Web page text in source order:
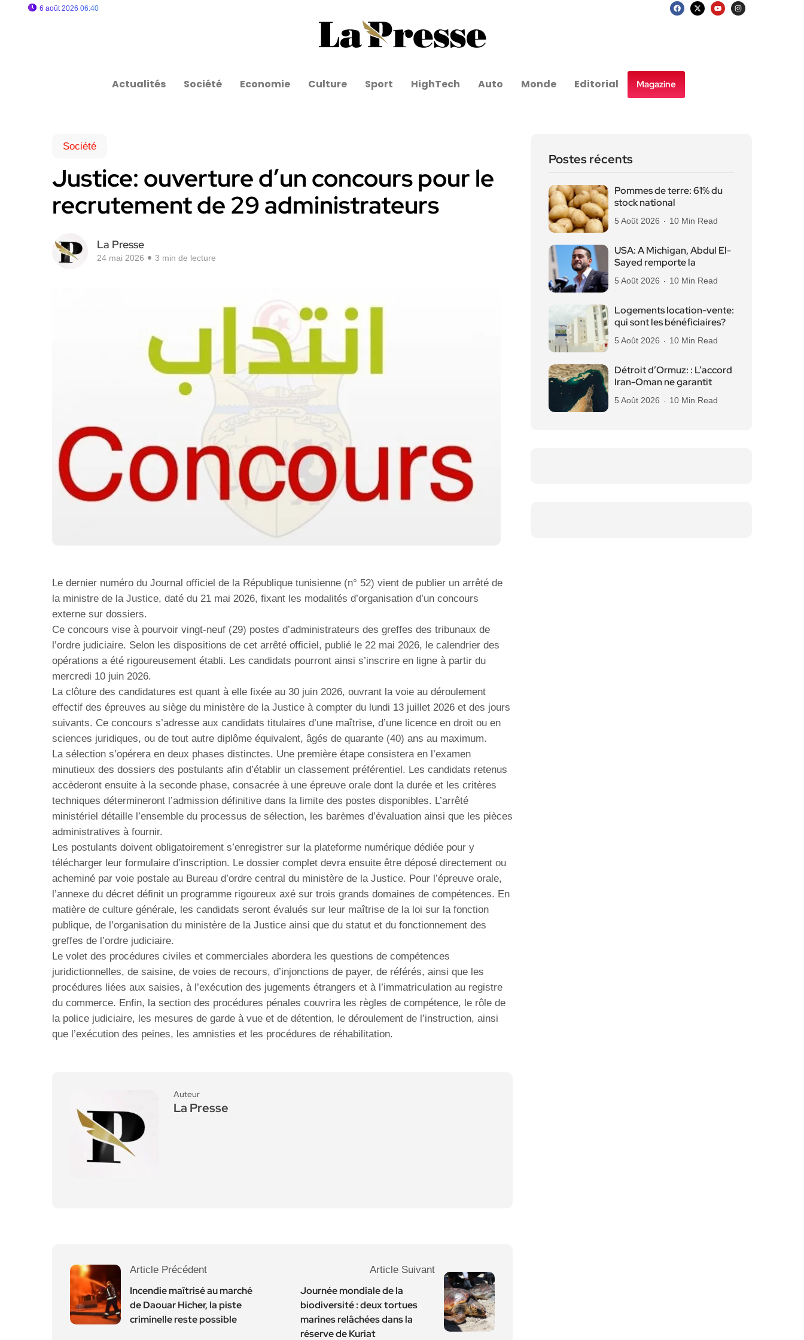
6 août 2026 06:40
Actualités Société Economie Culture Sport HighTech Auto Monde Editorial Magazine
Société
Justice: ouverture d’un concours pour le
recrutement de 29 administrateurs
La Presse
24 mai 2026 3 min de lecture
Le dernier numéro du Journal officiel de la République tunisienne (n° 52) vient de publier un arrêté de
la ministre de la Justice, daté du 21 mai 2026, fixant les modalités d’organisation d’un concours
externe sur dossiers.
Ce concours vise à pourvoir vingt-neuf (29) postes d’administrateurs des greffes des tribunaux de
l’ordre judiciaire. Selon les dispositions de cet arrêté officiel, publié le 22 mai 2026, le calendrier des
opérations a été rigoureusement établi. Les candidats pourront ainsi s’inscrire en ligne à partir du
mercredi 10 juin 2026.
La clôture des candidatures est quant à elle fixée au 30 juin 2026, ouvrant la voie au déroulement
effectif des épreuves au siège du ministère de la Justice à compter du lundi 13 juillet 2026 et des jours
suivants. Ce concours s’adresse aux candidats titulaires d’une maîtrise, d’une licence en droit ou en
sciences juridiques, ou de tout autre diplôme équivalent, âgés de quarante (40) ans au maximum.
La sélection s’opérera en deux phases distinctes. Une première étape consistera en l’examen
minutieux des dossiers des postulants afin d’établir un classement préférentiel. Les candidats retenus
accèderont ensuite à la seconde phase, consacrée à une épreuve orale dont la durée et les critères
techniques détermineront l’admission définitive dans la limite des postes disponibles. L’arrêté
ministériel détaille l’ensemble du processus de sélection, les barèmes d’évaluation ainsi que les pièces
administratives à fournir.
Les postulants doivent obligatoirement s’enregistrer sur la plateforme numérique dédiée pour y
télécharger leur formulaire d’inscription. Le dossier complet devra ensuite être déposé directement ou
acheminé par voie postale au Bureau d’ordre central du ministère de la Justice. Pour l’épreuve orale,
l’annexe du décret définit un programme rigoureux axé sur trois grands domaines de compétences. En
matière de culture générale, les candidats seront évalués sur leur maîtrise de la loi sur la fonction
publique, de l’organisation du ministère de la Justice ainsi que du statut et du fonctionnement des
greffes de l’ordre judiciaire.
Le volet des procédures civiles et commerciales abordera les questions de compétences
juridictionnelles, de saisine, de voies de recours, d’injonctions de payer, de référés, ainsi que les
procédures liées aux saisies, à l’exécution des jugements étrangers et à l’immatriculation au registre
du commerce. Enfin, la section des procédures pénales couvrira les règles de compétence, le rôle de
la police judiciaire, les mesures de garde à vue et de détention, le déroulement de l’instruction, ainsi
que l’exécution des peines, les amnisties et les procédures de réhabilitation.
Auteur
La Presse
Article Précédent
Incendie maîtrisé au marché
de Daouar Hicher, la piste
criminelle reste possible
Article Suivant
Journée mondiale de la
biodiversité : deux tortues
marines relâchées dans la
réserve de Kuriat
Postes récents
Pommes de terre: 61% du
stock national
5 Août 2026 10 Min Read
USA: A Michigan, Abdul El-
Sayed remporte la
5 Août 2026 10 Min Read
Logements location-vente:
qui sont les bénéficiaires?
5 Août 2026 10 Min Read
Détroit d’Ormuz: : L’accord
Iran-Oman ne garantit
5 Août 2026 10 Min Read